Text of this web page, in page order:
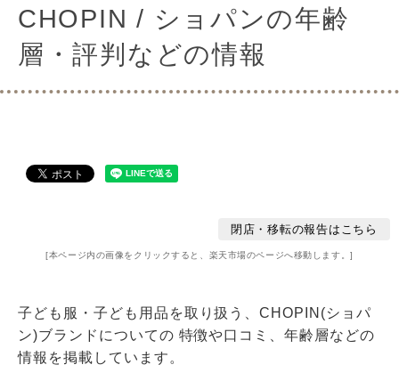
CHOPIN / ショパンの年齢
層・評判などの情報
閉店・移転の報告はこちら
[本ページ内の画像をクリックすると、楽天市場のページへ移動します。]
子ども服・子ども用品を取り扱う、CHOPIN(ショパ
ン)ブランドについての 特徴や口コミ、年齢層などの
情報を掲載しています。